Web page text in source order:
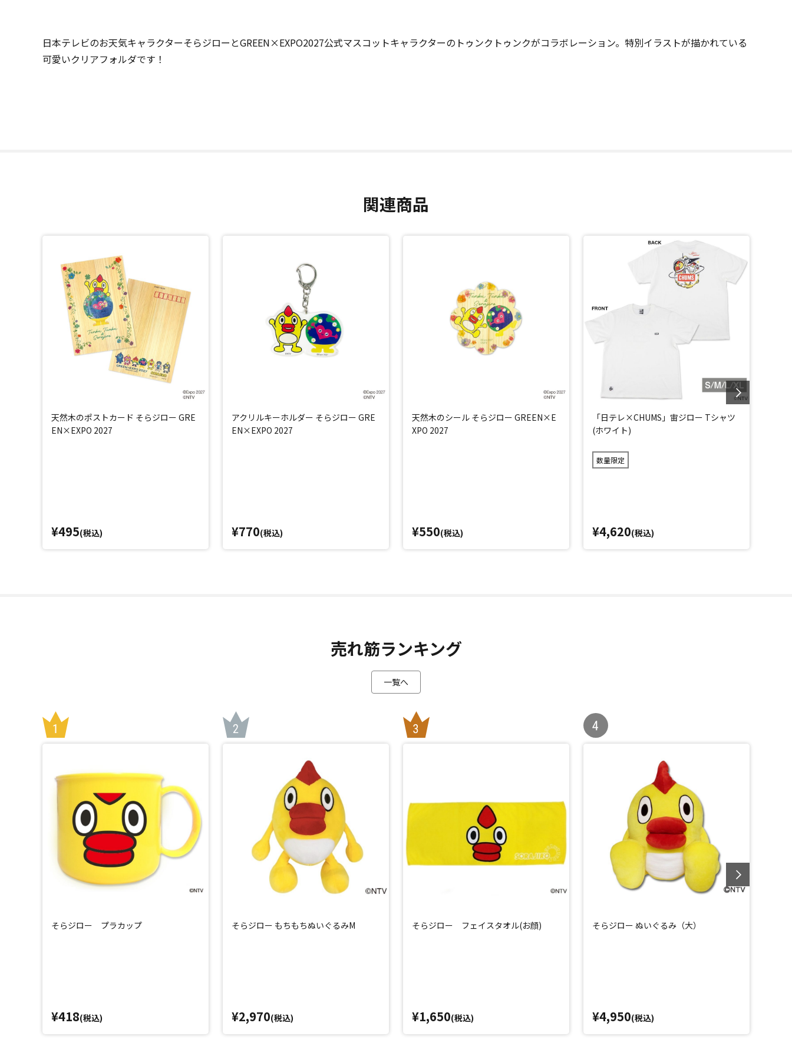
日本テレビのお天気キャラクターそらジローとGREEN×EXPO2027公式マスコットキャラクターのトゥンクトゥンクがコラボレーション。特別イラストが描かれている
可愛いクリアフォルダです！
関連商品
天然木のポストカード そらジロー GRE
EN×EXPO 2027
¥495(税込)
アクリルキーホルダー そらジロー GRE
EN×EXPO 2027
¥770(税込)
天然木のシール そらジロー GREEN×E
XPO 2027
¥550(税込)
「日テレ×CHUMS」宙ジロー Tシャツ
(ホワイト)
数量限定
¥4,620(税込)
売れ筋ランキング
一覧へ
そらジロー プラカップ
¥418(税込)
そらジロー もちもちぬいぐるみM
¥2,970(税込)
そらジロー フェイスタオル(お顔)
¥1,650(税込)
そらジロー ぬいぐるみ（大）
¥4,950(税込)